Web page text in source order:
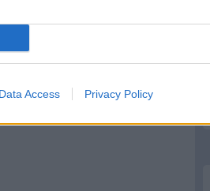
Data Access Privacy Policy